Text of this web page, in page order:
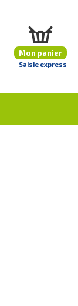
Mon panier
Saisie express